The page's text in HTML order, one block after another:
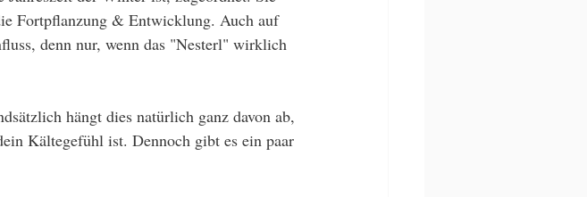
Fortpflanzung & Entwicklung. Auch auf
denn nur, wenn das "Nesterl" wirklich
hängt dies natürlich ganz davon ab,
Kältegefühl ist. Dennoch gibt es ein paar